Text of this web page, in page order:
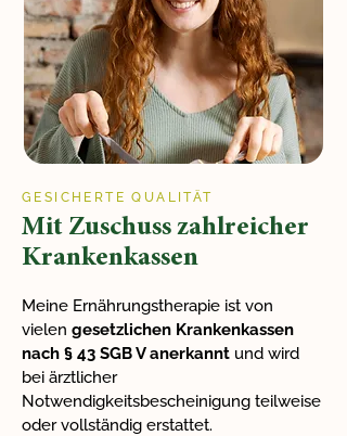
GESICHERTE QUALITÄT
Mit Zuschuss zahlreicher
Krankenkassen
Meine Ernährungstherapie ist von
vielen gesetzlichen Krankenkassen
nach § 43 SGB V anerkannt und wird
bei ärztlicher
Notwendigkeitsbescheinigung teilweise
oder vollständig erstattet.